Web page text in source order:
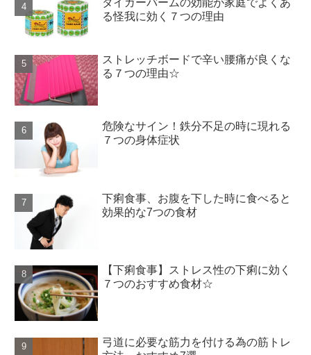
タイガーバームの効能が家庭でよくあ
る怪我に効く７つの理由
ストレッチボードで辛い腰痛が良くな
る７つの理由☆
危険なサイン！鉄分不足の時に現れる
７つの身体症状
下痢食事、お腹を下した時に食べると
効果的な7つの食材
【下痢食事】ストレス性の下痢に効く
７つのおすすめ食材☆
弓道に必要な筋力を付ける為の筋トレ